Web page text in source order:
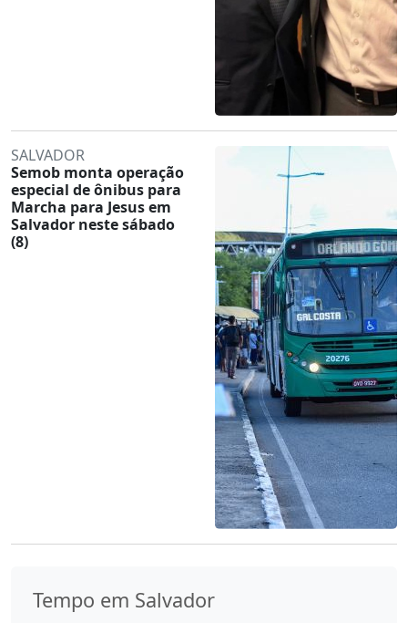
SALVADOR
Semob monta operação
especial de ônibus para
Marcha para Jesus em
Salvador neste sábado
(8)
Tempo em Salvador